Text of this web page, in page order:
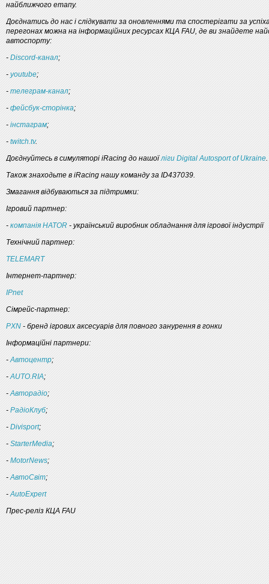
найближчого етапу.
Доєднатись до нас і слідкувати за оновленнями та спостерігати за
перегонах можна на інформаційних ресурсах КЦА FAU, де ви знайдете
автоспорту:
- Discord-канал;
- youtube;
- телеграм-канал;
- фейсбук-сторінка;
- інстаграм;
- twitch.tv.
Доєднуйтесь в симуляторі iRacing до нашоїліги Digital Autosport of Ukraine.
Також знаходьте в iRacing нашу команду за ID437039.
Змагання відбуваються за підтримки:
Ігровий партнер:
- компанія HATOR - український виробник обладнання для ігрової індустрії
Технічний партнер:
TELEMART
Інтернет-партнер:
IPnet
Сімрейс-партнер:
PXN - бренд ігрових аксесуарів для повного занурення в гонки
Інформаційні партнери:
-Автоцентр;
-AUTO.RIA;
-Авторадіо;
- РадіоКлуб;
- Divisport;
- StarterMedia;
- MotorNews;
-АвтоСвіт;
-AutoExpert
Прес-реліз КЦА FAU